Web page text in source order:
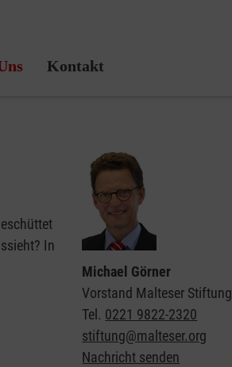
Kontakt
In
Michael Görner
Vorstand Malteser Stiftung
Tel. 0221 9822-2320
stiftung@malteser.org
Nachricht senden